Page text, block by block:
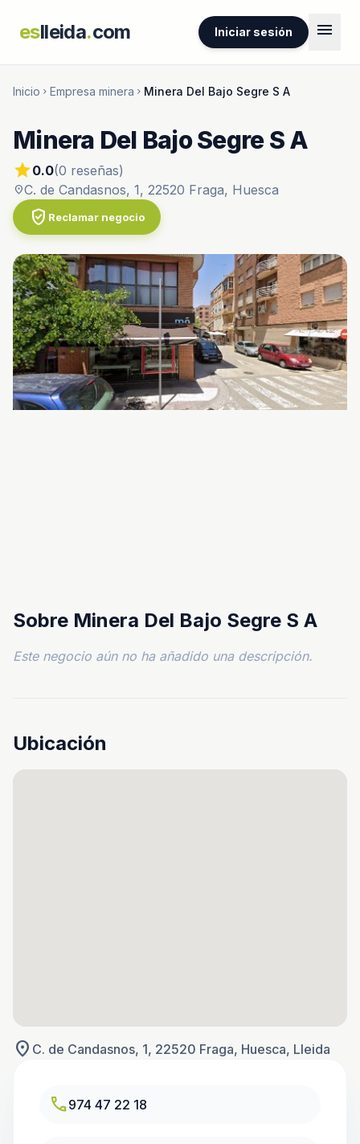
eslleida.com Iniciar sesión menu
Inicio chevron_right Empresa minera chevron_right Minera Del Bajo Segre S A
Minera Del Bajo Segre S A
star0.0(0 reseñas)
location_onC. de Candasnos, 1, 22520 Fraga, Huesca
verified_user Reclamar negocio
Sobre Minera Del Bajo Segre S A
Este negocio aún no ha añadido una descripción.
Ubicación
location_on C. de Candasnos, 1, 22520 Fraga, Huesca, Lleida
call974 47 22 18